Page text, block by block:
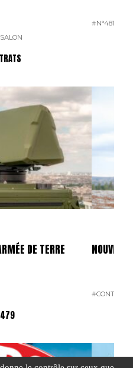
#N°481
DE TERRE
#CONTRATS